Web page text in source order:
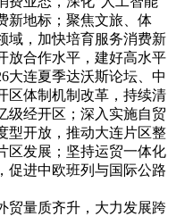
新地标；聚焦文旅、体
域，加快培育服务消费新
放合作水平，建好高水平
大连夏季达沃斯论坛、中
区体制机制改革，持续清
级经开区；深入实施自贸
型开放，推动大连片区整
区发展；坚持运贸一体化
促进中欧班列与国际公路
量质齐升，大力发展跨